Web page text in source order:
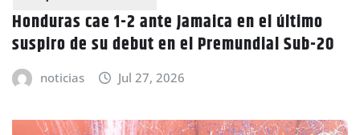
Honduras cae 1-2 ante Jamaica en el último
suspiro de su debut en el Premundial Sub-20
noticias Jul 27, 2026